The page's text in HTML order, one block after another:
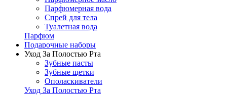
Парфюмерная вода
Спрей для тела
Туалетная вода
Парфюм
Подарочные наборы
Уход За Полостью Рта
Зубные пасты
Зубные щетки
Ополаскиватели
Уход За Полостью Рта